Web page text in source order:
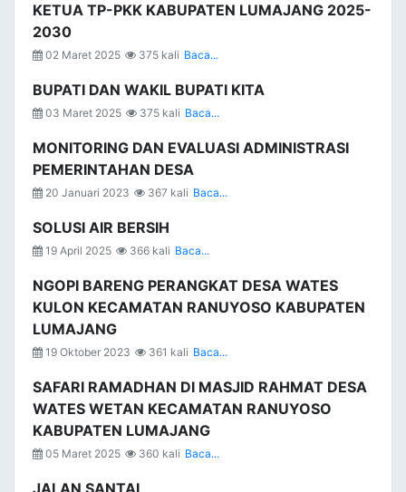
KETUA TP-PKK KABUPATEN LUMAJANG 2025-
2030
02 Maret 2025 375 kali Baca...
BUPATI DAN WAKIL BUPATI KITA
03 Maret 2025 375 kali Baca...
MONITORING DAN EVALUASI ADMINISTRASI
PEMERINTAHAN DESA
20 Januari 2023 367 kali Baca...
SOLUSI AIR BERSIH
19 April 2025 366 kali Baca...
NGOPI BARENG PERANGKAT DESA WATES
KULON KECAMATAN RANUYOSO KABUPATEN
LUMAJANG
19 Oktober 2023 361 kali Baca...
SAFARI RAMADHAN DI MASJID RAHMAT DESA
WATES WETAN KECAMATAN RANUYOSO
KABUPATEN LUMAJANG
05 Maret 2025 360 kali Baca...
JALAN SANTAI